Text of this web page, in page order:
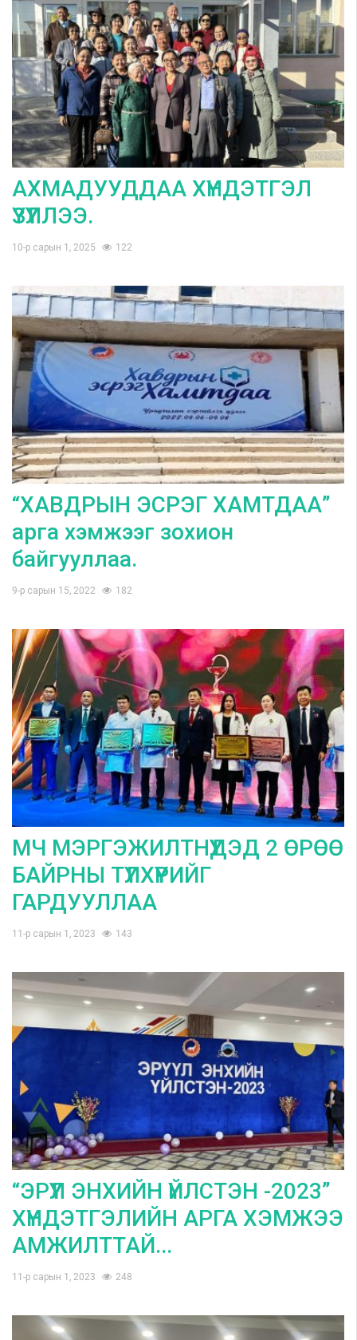
АХМАДУУДДАА ХҮНДЭТГЭЛ
ҮЗҮҮЛЛЭЭ.
10-р сарын 1, 2025 122
“ХАВДРЫН ЭСРЭГ ХАМТДАА”
арга хэмжээг зохион
байгууллаа.
9-р сарын 15, 2022 182
МЧ МЭРГЭЖИЛТНҮҮДЭД 2 ӨРӨӨ
БАЙРНЫ ТҮЛХҮҮРИЙГ
ГАРДУУЛЛАА
11-р сарын 1, 2023 143
“ЭРҮҮЛ ЭНХИЙН ҮЙЛСТЭН -2023”
ХҮНДЭТГЭЛИЙН АРГА ХЭМЖЭЭ
АМЖИЛТТАЙ...
11-р сарын 1, 2023 248